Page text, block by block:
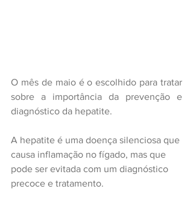
O mês de maio é o escolhido para tratar
sobre a importância da prevenção e
diagnóstico da hepatite.
A hepatite é uma doença silenciosa que
causa inflamação no fígado, mas que
pode ser evitada com um diagnóstico
precoce e tratamento.